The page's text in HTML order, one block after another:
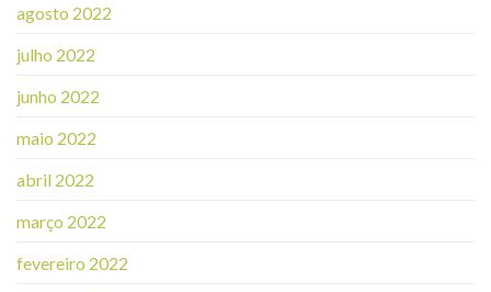
agosto 2022
julho 2022
junho 2022
maio 2022
abril 2022
março 2022
fevereiro 2022